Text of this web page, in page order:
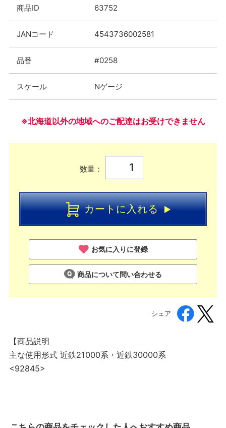
商品ID 63752
JANコード 4543736002581
品番 #0258
スケール Nゲージ
※北海道以外の地域へのご配達はお受けできません
数量：
カートに入れる
お気に入りに登録
商品について問い合わせる
シェア
【商品説明
主な使用形式 近鉄21000系・近鉄30000系
<92845>